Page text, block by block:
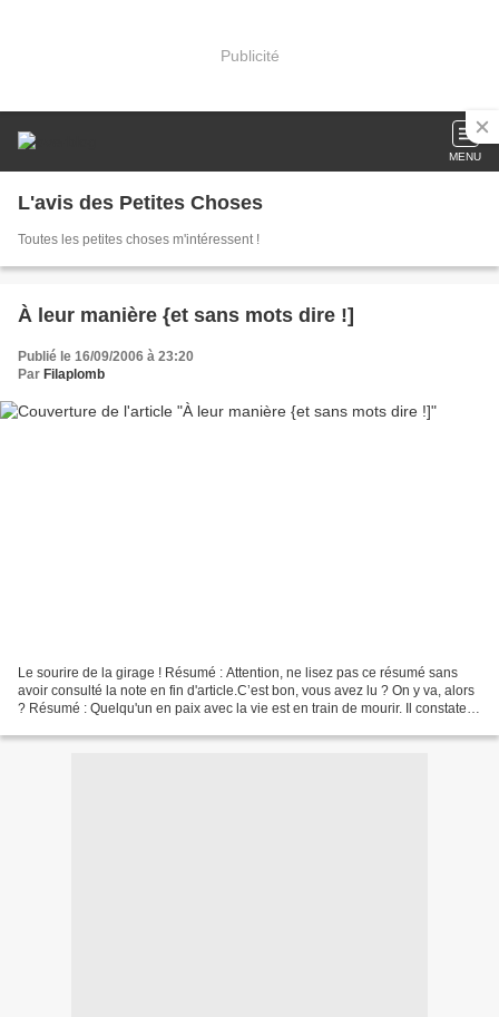
Publicité
MENU
L'avis des Petites Choses
Toutes les petites choses m'intéressent !
À leur manière {et sans mots dire !]
Publié le 16/09/2006 à 23:20
Par Filaplomb
Le sourire de la girage ! Résumé : Attention, ne lisez pas ce résumé sans
avoir consulté la note en fin d'article.C’est bon, vous avez lu ? On y va, alors
? Résumé : Quelqu'un en paix avec la vie est en train de mourir. Il constate la